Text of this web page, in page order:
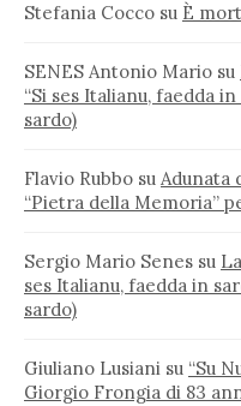
Stefania Cocco su È
SENES Antonio Mario su
“Si ses Italianu, faedda
sardo)
Flavio Rubbo su Adunata
“Pietra della Memoria”
Sergio Mario Senes su
ses Italianu, faedda in
sardo)
Giuliano Lusiani su “Su
Giorgio Frongia di 83